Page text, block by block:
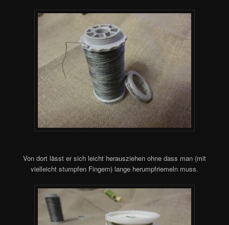
Von dort lässt er sich leicht herausziehen ohne dass man (mit
vielleicht stumpfen Fingern) lange herumpfriemeln muss.